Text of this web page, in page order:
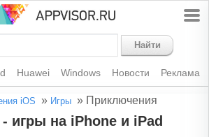
Найти
Huawei Windows Новости Реклама
iOS » Игры » Приключения
игры на iPhone и iPad